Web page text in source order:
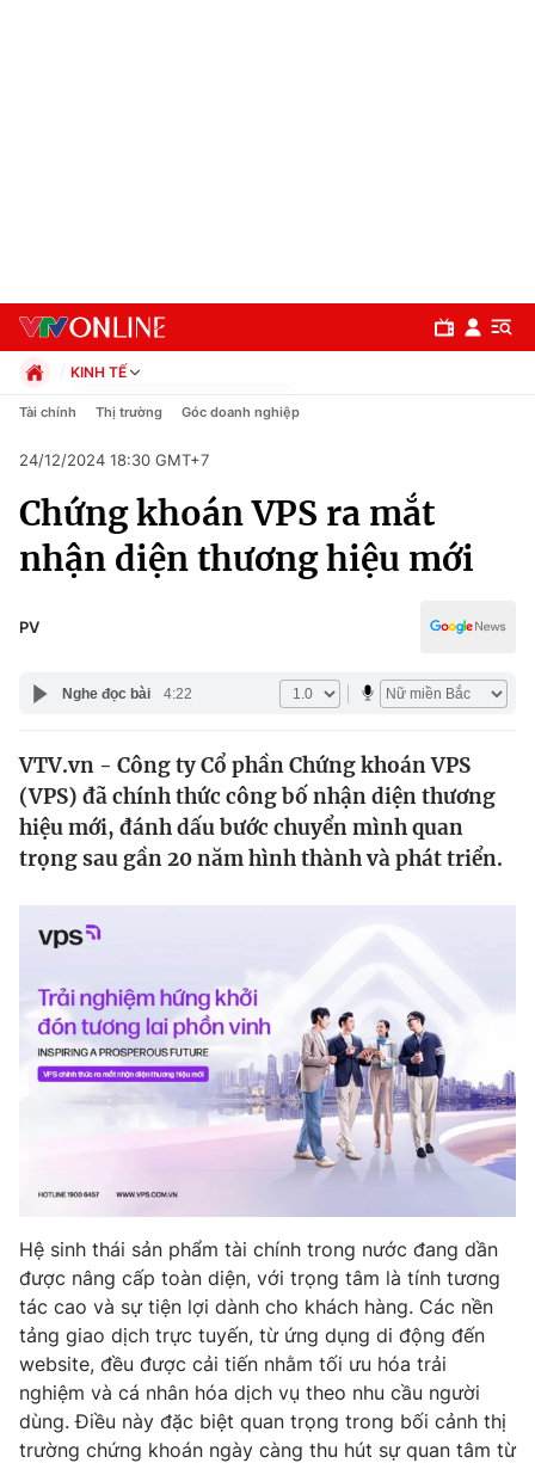
Chuyên mục
Chính trị
Pháp luật
Thế giới
Tin tức
Tài chính
Thị trường
Góc doanh nghiệp
Truyền hình
Phim VTV
Giải sao mai
Giải trí
Âm nhạc
Sao
Làm đẹp
Chất lượng cuộc sống
Giáo dục
Tuyển sinh
Học trực tuyến
Công nghệ
Hitech Công nghệ tương lai
Sản phẩm
Thị trường
Giao lưu trực tuyến
Lịch phát sóng
KINH TẾ
Chính trị
Pháp luật
Kinh tế
Thể thao
Truyền hình
Công nghệ
Tài chính Thị trường Góc doanh nghiệp
24/12/2024 18:30 GMT+7
Chứng khoán VPS ra mắt
nhận diện thương hiệu mới
PV
Nghe đọc bài 4:22
VTV.vn - Công ty Cổ phần Chứng khoán VPS
(VPS) đã chính thức công bố nhận diện thương
hiệu mới, đánh dấu bước chuyển mình quan
trọng sau gần 20 năm hình thành và phát triển.
Hệ sinh thái sản phẩm tài chính trong nước đang dần
được nâng cấp toàn diện, với trọng tâm là tính tương
tác cao và sự tiện lợi dành cho khách hàng. Các nền
tảng giao dịch trực tuyến, từ ứng dụng di động đến
website, đều được cải tiến nhằm tối ưu hóa trải
nghiệm và cá nhân hóa dịch vụ theo nhu cầu người
dùng. Điều này đặc biệt quan trọng trong bối cảnh thị
trường chứng khoán ngày càng thu hút sự quan tâm từ